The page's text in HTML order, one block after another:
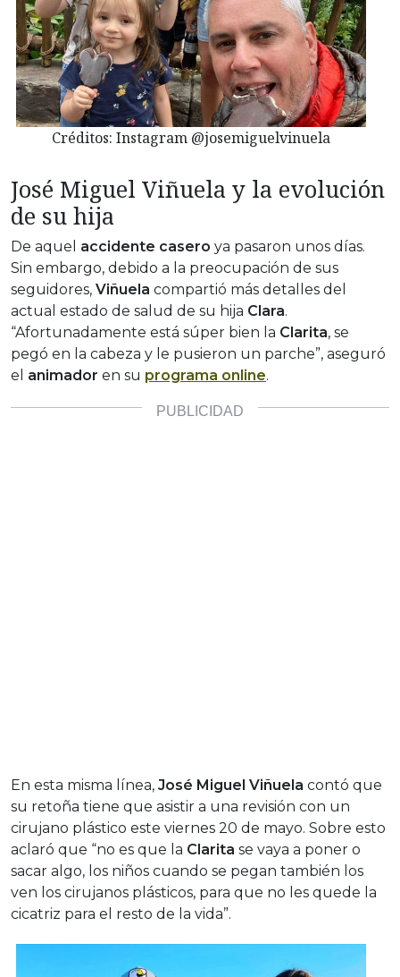
Créditos: Instagram @josemiguelvinuela
José Miguel Viñuela y la evolución
de su hija
De aquel accidente casero ya pasaron unos días.
Sin embargo, debido a la preocupación de sus
seguidores, Viñuela compartió más detalles del
actual estado de salud de su hija Clara.
“Afortunadamente está súper bien la Clarita, se
pegó en la cabeza y le pusieron un parche”, aseguró
el animador en su programa online.
En esta misma línea, José Miguel Viñuela contó que
su retoña tiene que asistir a una revisión con un
cirujano plástico este viernes 20 de mayo. Sobre esto
aclaró que “no es que la Clarita se vaya a poner o
sacar algo, los niños cuando se pegan también los
ven los cirujanos plásticos, para que no les quede la
cicatriz para el resto de la vida”.